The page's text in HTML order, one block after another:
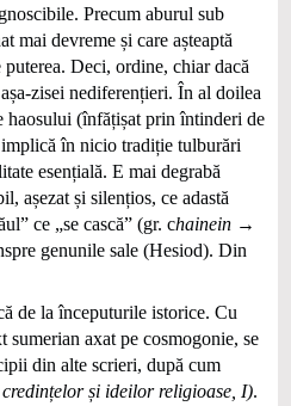
Precum aburul sub
mai devreme și care așteaptă
Deci, ordine, chiar dacă
zisei nediferențieri. În al doilea
haosului (înfățișat prin întinderi de
în nicio tradiție tulburări
esențială. E mai degrabă
așezat și silențios, ce adastă
ce „se cască” (gr. chainein →
genunile sale (Hesiod). Din
de la începuturile istorice. Cu
sumerian axat pe cosmogonie, se
din alte scrieri, după cum
și ideilor religioase, I).